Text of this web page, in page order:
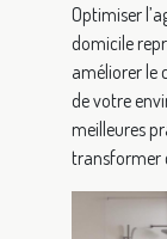
Optimiser
domicile
améliorer le
de votre
meilleures
transformer